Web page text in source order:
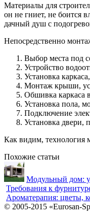
Материалы для
он не гниет, не боится
дачный душ с
Непосредственно
Выбор места под
Устройство
Установка
Монтаж крыши,
Обшивка каркаса
Установка пола,
Подключение
Установка двери,
Как видим, технология
Похожие статьи
Модульный дом:
Требования к
Ароматерапия: цветы,
© 2005-2015 «Eurosan-